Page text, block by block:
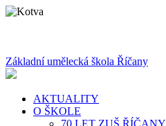
Základní umělecká škola Říčany
AKTUALITY
O ŠKOLE
70 LET ZUŠ ŘÍČANY